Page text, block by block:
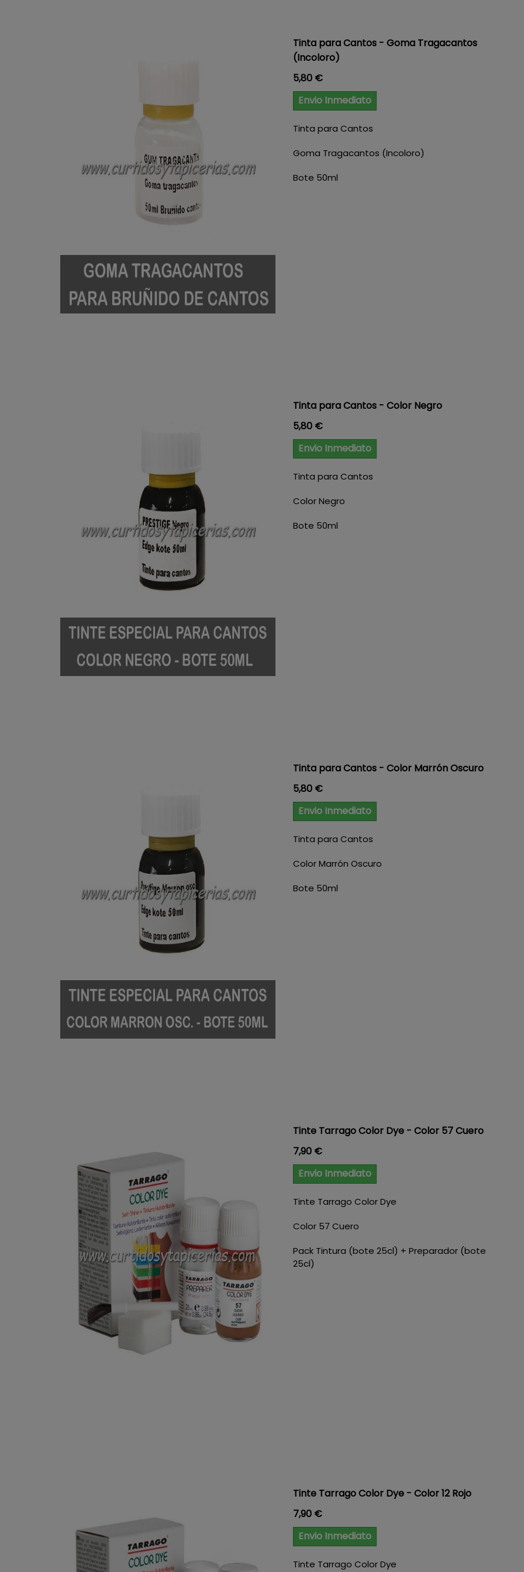
Tinta para Cantos - Goma Tragacantos
(Incoloro)
Precio
5,80 €
Envio Inmediato
Tinta para Cantos
Goma Tragacantos (Incoloro)
Bote 50ml
Tinta para Cantos - Color Negro
Precio
5,80 €
Envio Inmediato
Tinta para Cantos
Color Negro
Bote 50ml
Tinta para Cantos - Color Marrón Oscuro
Precio
5,80 €
Envio Inmediato
Tinta para Cantos
Color Marrón Oscuro
Bote 50ml
Tinte Tarrago Color Dye - Color 57 Cuero
Precio
7,90 €
Envio Inmediato
Tinte Tarrago Color Dye
Color 57 Cuero
Pack Tintura (bote 25cl) + Preparador (bote
25cl)
Tinte Tarrago Color Dye - Color 12 Rojo
Precio
7,90 €
Envio Inmediato
Tinte Tarrago Color Dye